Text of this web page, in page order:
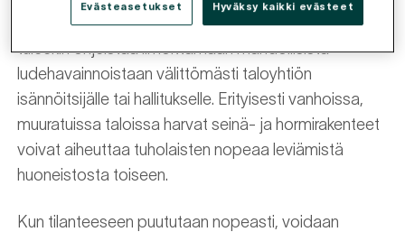
esimerkiksi ilmastointikanavien kautta ja asukkaita
tuleekin ohjeistaa ilmoittamaan mahdollisista
ludehavainnoistaan välittömästi taloyhtiön
isännöitsijälle tai hallitukselle. Erityisesti vanhoissa,
muuratuissa taloissa harvat seinä- ja hormirakenteet
voivat aiheuttaa tuholaisten nopeaa leviämistä
huoneistosta toiseen.
Kun tilanteeseen puututaan nopeasti, voidaan
Evästeasetukset Hyväksy kaikki evästeet